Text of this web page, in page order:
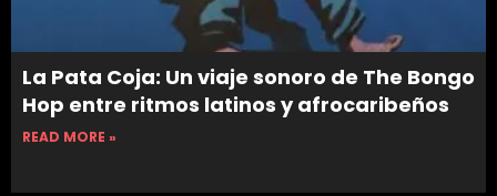
La Pata Coja: Un viaje sonoro de The Bongo
Hop entre ritmos latinos y afrocaribeños
READ MORE »